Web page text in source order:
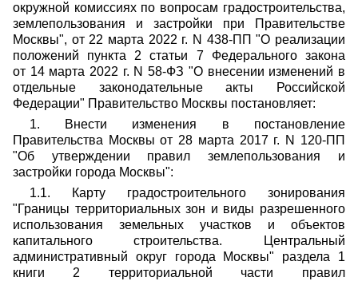
окружной комиссиях по вопросам градостроительства,
землепользования и застройки при Правительстве
Москвы", от 22 марта 2022 г. N 438-ПП "О реализации
положений пункта 2 статьи 7 Федерального закона
от 14 марта 2022 г. N 58-ФЗ "О внесении изменений в
отдельные законодательные акты Российской
Федерации" Правительство Москвы постановляет:
1. Внести изменения в постановление
Правительства Москвы от 28 марта 2017 г. N 120-ПП
"Об утверждении правил землепользования и
застройки города Москвы":
1.1. Карту градостроительного зонирования
"Границы территориальных зон и виды разрешенного
использования земельных участков и объектов
капитального строительства. Центральный
административный округ города Москвы" раздела 1
книги 2 территориальной части правил